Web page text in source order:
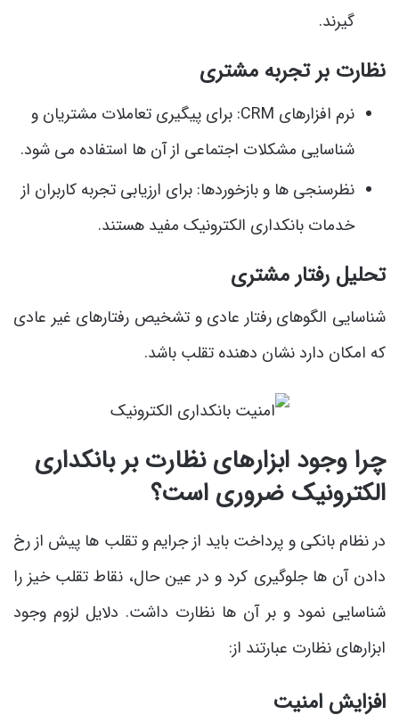
گیرند.
نظارت بر تجربه مشتری
نرم افزارهای CRM: برای پیگیری تعاملات مشتریان و
شناسایی مشکلات اجتماعی از آن ها استفاده می شود.
نظرسنجی ها و بازخوردها: برای ارزیابی تجربه کاربران از
خدمات بانکداری الکترونیک مفید هستند.
تحلیل رفتار مشتری
شناسایی الگوهای رفتار عادی و تشخیص رفتارهای غیر عادی
که امکان دارد نشان دهنده تقلب باشد.
چرا وجود ابزارهای نظارت بر بانکداری
الکترونیک ضروری است؟
در نظام بانکی و پرداخت باید از جرایم و تقلب ها پیش از رخ
دادن آن ها جلوگیری کرد و در عین حال، نقاط تقلب خیز را
شناسایی نمود و بر آن ها نظارت داشت. دلایل لزوم وجود
ابزارهای نظارت عبارتند از:
افزایش امنیت